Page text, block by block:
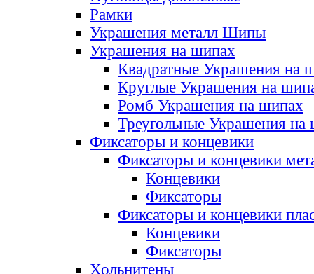
Рамки
Украшения металл Шипы
Украшения на шипах
Квадратные Украшения на
Круглые Украшения на
Ромб Украшения на шипах
Треугольные Украшения на
Фиксаторы и концевики
Фиксаторы и концевики
Концевики
Фиксаторы
Фиксаторы и концевики
Концевики
Фиксаторы
Хольнитены